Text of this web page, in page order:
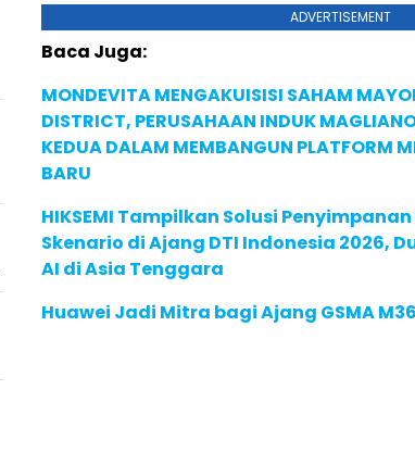
ADVERTISEMENT
Baca Juga:
MONDEVITA MENGAKUISISI SAHAM
DISTRICT, PERUSAHAAN INDUK
KEDUA DALAM MEMBANGUN PLATFORM
BARU
HIKSEMI Tampilkan Solusi
Skenario di Ajang DTI Indonesia 2026,
AI di Asia Tenggara
Huawei Jadi Mitra bagi Ajang GSMA